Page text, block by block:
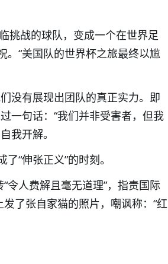
挑战的球队，变成一个在世界足
。“美国队的世界杯之旅最终以尴
没有展现出团队的真正实力。即
一句话：“我们并非受害者，但我
我开解。
“伸张正义”的时刻。
令人费解且毫无道理”，指责国际
了张自家猫的照片，嘲讽称：“红